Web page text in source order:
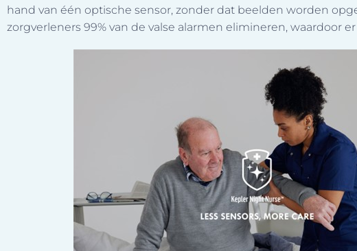
hand van één optische sensor, zonder dat beelden worden
zorgverleners 99% van de valse alarmen elimineren, waardoor